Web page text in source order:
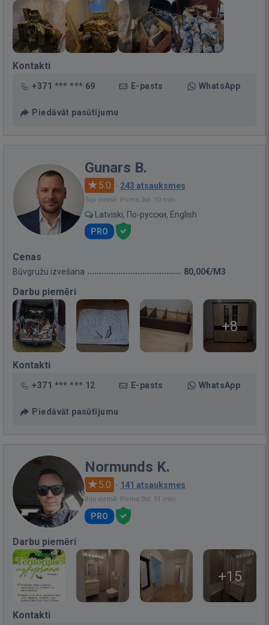
Kontakti
+371 *** *** 69 E-pasts WhatsApp
Piedāvāt pasūtījumu
Gunars B.
5.0 · 243 atsauksmes
Bija vietnē: Pirms 3st. 10 min.
Latviski, По-русски, English
PRO
Cenas
Būvgružu izvešana 80,00€/M3
Darbu piemēri
+8
Kontakti
+371 *** *** 12 E-pasts WhatsApp
Piedāvāt pasūtījumu
Normunds K.
5.0 · 141 atsauksmes
Bija vietnē: Pirms 3st. 51 min.
PRO
Darbu piemēri
+15
Kontakti